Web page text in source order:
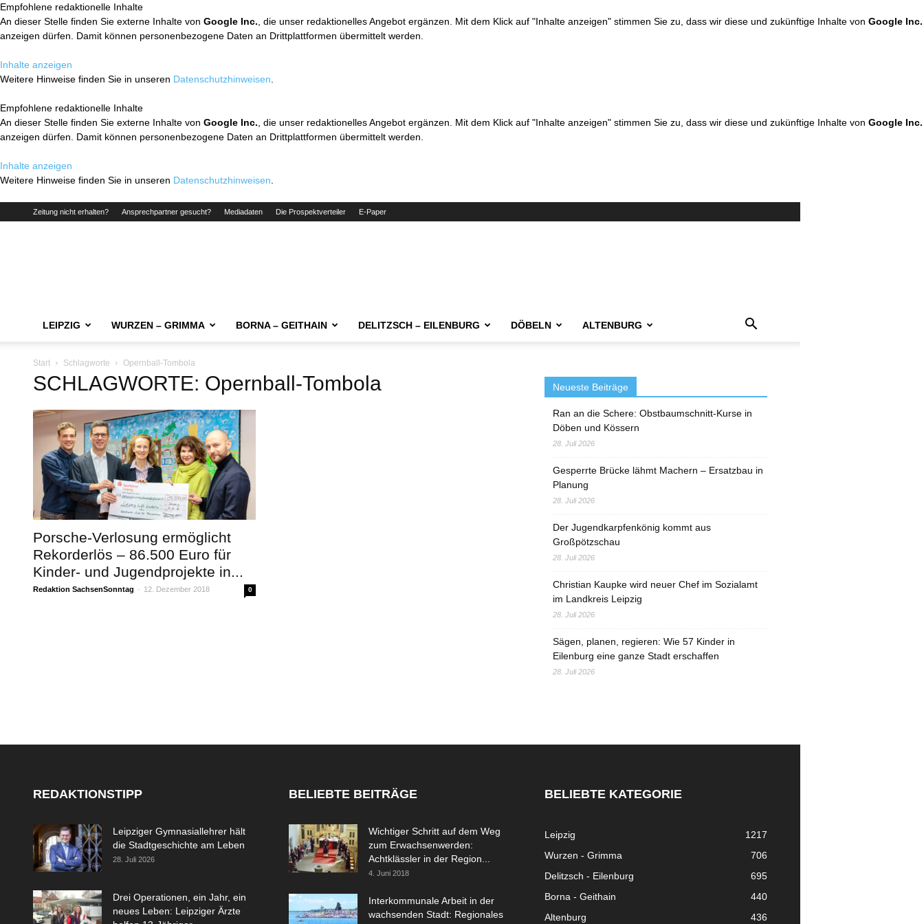
Empfohlene redaktionelle Inhalte
An dieser Stelle finden Sie externe Inhalte von Google Inc. , die unser redaktionelles Angebot ergänzen. Mit dem Klick auf "Inhalte anzeigen" stimmen Sie zu, dass wir diese und zukünftige Inhalte von Google Inc.
anzeigen dürfen. Damit können personenbezogene Daten an Drittplattformen übermittelt werden.
Inhalte anzeigen
Weitere Hinweise finden Sie in unseren Datenschutzhinweisen
Empfohlene redaktionelle Inhalte
An dieser Stelle finden Sie externe Inhalte von Google Inc. , die unser redaktionelles Angebot ergänzen. Mit dem Klick auf "Inhalte anzeigen" stimmen Sie zu, dass wir diese und zukünftige Inhalte von Google Inc.
anzeigen dürfen. Damit können personenbezogene Daten an Drittplattformen übermittelt werden.
Inhalte anzeigen
Weitere Hinweise finden Sie in unseren Datenschutzhinweisen
Zeitung nicht erhalten? Ansprechpartner gesucht? Mediadaten Die Prospektverteiler E-Paper
LEIPZIG WURZEN – GRIMMA BORNA – GEITHAIN DELITZSCH – EILENBURG DÖBELN ALTENBURG
Start Schlagworte Opernball-Tombola
SCHLAGWORTE: Opernball-Tombola
Porsche-Verlosung ermöglicht
Rekorderlös – 86.500 Euro für
Kinder- und Jugendprojekte in...
Redaktion SachsenSonntag - 12. Dezember 2018 0
Neueste Beiträge
Ran an die Schere: Obstbaumschnitt-Kurse in
Döben und Kössern
28. Juli 2026
Gesperrte Brücke lähmt Machern – Ersatzbau in
Planung
28. Juli 2026
Der Jugendkarpfenkönig kommt aus
Großpötzschau
28. Juli 2026
Christian Kaupke wird neuer Chef im Sozialamt
im Landkreis Leipzig
28. Juli 2026
Sägen, planen, regieren: Wie 57 Kinder in
Eilenburg eine ganze Stadt erschaffen
28. Juli 2026
REDAKTIONSTIPP
Leipziger Gymnasiallehrer hält
die Stadtgeschichte am Leben
28. Juli 2026
Drei Operationen, ein Jahr, ein
neues Leben: Leipziger Ärzte
BELIEBTE BEITRÄGE
Wichtiger Schritt auf dem Weg
zum Erwachsenwerden:
Achtklässler in der Region...
4. Juni 2018
Interkommunale Arbeit in der
wachsenden Stadt: Regionales
BELIEBTE KATEGORIE
Leipzig
1217
Wurzen - Grimma
706
Delitzsch - Eilenburg
695
Borna - Geithain
440
Altenburg
436